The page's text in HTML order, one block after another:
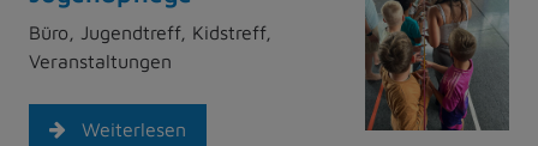
Büro, Jugendtreff, Kidstreff,
Veranstaltungen
Weiterlesen